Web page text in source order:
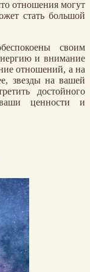
отношения могут
стать большой
своим
и внимание
отношений, а на
звезды на вашей
достойного
ваши ценности и